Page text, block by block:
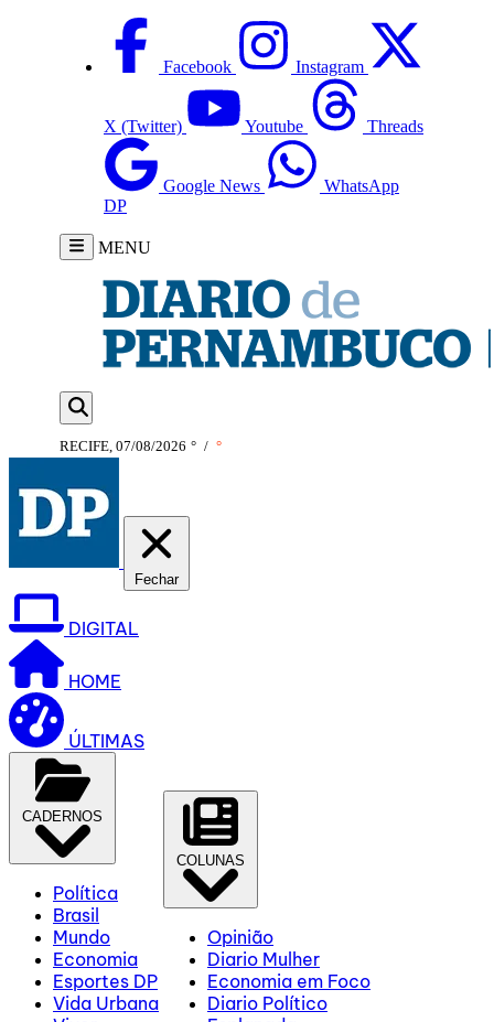
Facebook Instagram
X (Twitter) Youtube Threads
Google News
WhatsApp
DP
MENU
RECIFE, 07/08/2026 ° / °
Fechar
DIGITAL
HOME
ÚLTIMAS
CADERNOS
Política
Brasil
Mundo
Economia
Esportes DP
Vida Urbana
COLUNAS
Opinião
Diario Mulher
Economia em Foco
Diario Político